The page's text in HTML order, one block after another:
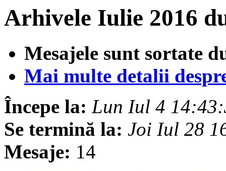
Arhivele Iulie 2016
Mesajele sunt sortate
Mai multe detalii
Începe la: Lun Iul 4
Se termină la: Joi Iul 28
Mesaje: 14